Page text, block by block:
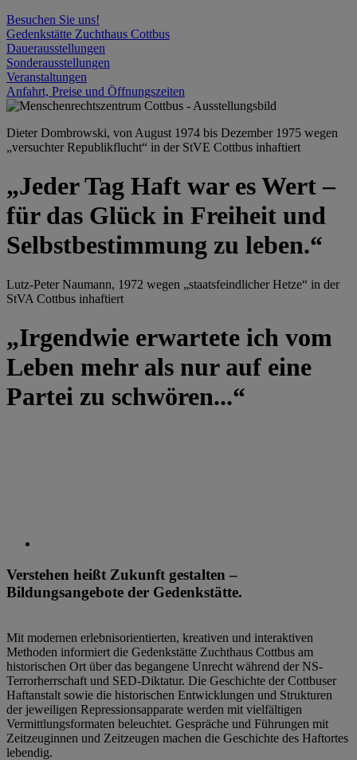
Besuchen Sie uns!
Gedenkstätte Zuchthaus Cottbus
Dauerausstellungen
Sonderausstellungen
Veranstaltungen
Anfahrt, Preise und Öffnungszeiten
Dieter Dombrowski, von August 1974 bis Dezember 1975 wegen
„versuchter Republikflucht“ in der StVE Cottbus inhaftiert
„Jeder Tag Haft war es Wert –
für das Glück in Freiheit und
Selbstbestimmung zu leben.“
Lutz-Peter Naumann, 1972 wegen „staatsfeindlicher Hetze“ in der
StVA Cottbus inhaftiert
„Irgendwie erwartete ich vom
Leben mehr als nur auf eine
Partei zu schwören...“
Verstehen heißt Zukunft gestalten –
Bildungsangebote der Gedenkstätte.
Mit modernen erlebnisorientierten, kreativen und interaktiven
Methoden informiert die Gedenkstätte Zuchthaus Cottbus am
historischen Ort über das begangene Unrecht während der NS-
Terrorherrschaft und SED-Diktatur. Die Geschichte der Cottbuser
Haftanstalt sowie die historischen Entwicklungen und Strukturen
der jeweiligen Repressionsapparate werden mit vielfältigen
Vermittlungsformaten beleuchtet. Gespräche und Führungen mit
Zeitzeuginnen und Zeitzeugen machen die Geschichte des Haftortes
lebendig.